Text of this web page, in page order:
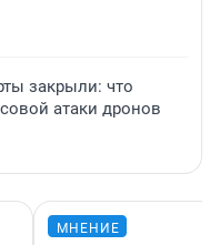
закрыли: что
атаки дронов
МНЕНИЕ